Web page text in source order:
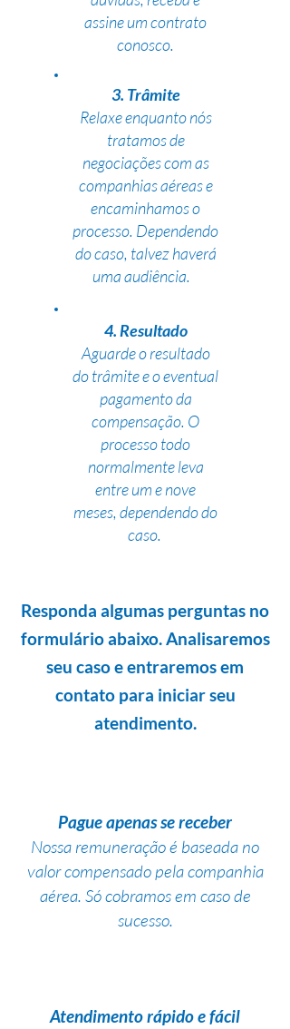
assine um contrato
conosco.
3. Trâmite
Relaxe enquanto nós
tratamos de
negociações com as
companhias aéreas e
encaminhamos o
processo. Dependendo
do caso, talvez haverá
uma audiência.
4. Resultado
Aguarde o resultado
do trâmite e o eventual
pagamento da
compensação. O
processo todo
normalmente leva
entre um e nove
meses, dependendo do
caso.
Responda algumas perguntas no
formulário abaixo. Analisaremos
seu caso e entraremos em
contato para iniciar seu
atendimento.
Pague apenas se receber
Nossa remuneração é baseada no
valor compensado pela companhia
aérea. Só cobramos em caso de
sucesso.
Atendimento rápido e fácil